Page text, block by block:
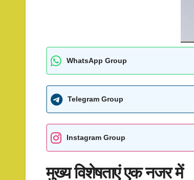
WhatsApp Group
Telegram Group
Instagram Group
मुख्य विशेषताएं एक नजर में